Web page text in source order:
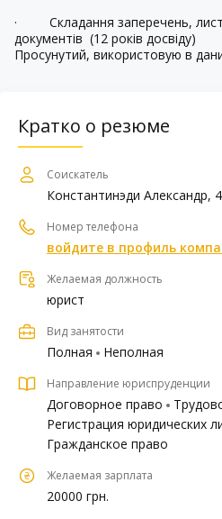
·
Складання заперечень,
документів (12 років досвіду)
Просунутий, використовую в
Кратко о резюме
Соискатель
Константинэди Александр,
Номер телефона
войдите в профиль
Желаемая должность
юрист
Вид занятости
Полная Неполная
Направление юриспруденции
Договорное право
Регистрация юридических
Гражданское право
Желаемая зарплата
20000 грн.